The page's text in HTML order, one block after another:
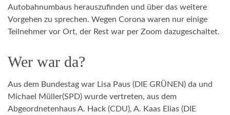
Autobahnumbaus herauszufinden und über das weitere
Vorgehen zu sprechen. Wegen Corona waren nur einige
Teilnehmer vor Ort, der Rest war per Zoom dazugeschaltet.
Wer war da?
Aus dem Bundestag war Lisa Paus (DIE GRÜNEN) da und
Michael Müller(SPD) wurde vertreten, aus dem
Abgeordnetenhaus A. Hack (CDU), A. Kaas Elias (DIE